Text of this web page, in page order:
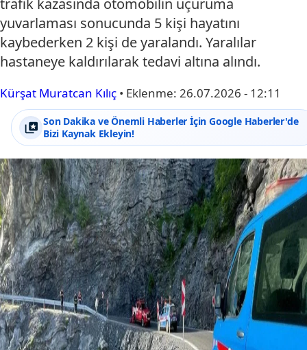
yuvarlaması sonucunda 5 kişi hayatını
kaybederken 2 kişi de yaralandı. Yaralılar
hastaneye kaldırılarak tedavi altına alındı.
Kürşat Muratcan Kılıç • Eklenme: 26.07.2026 - 12:11
Son Dakika ve Önemli Haberler İçin Google Haberler'de
Bizi Kaynak Ekleyin!